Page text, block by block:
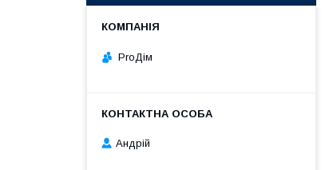
ProДім
Андрій